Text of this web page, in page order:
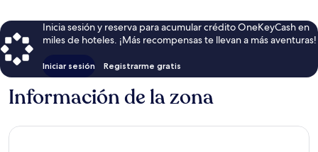
Inicia sesión y reserva para acumular crédito OneKeyCash en
miles de hoteles. ¡Más recompensas te llevan a más aventuras!
Iniciar sesión Registrarme gratis
Información de la zona